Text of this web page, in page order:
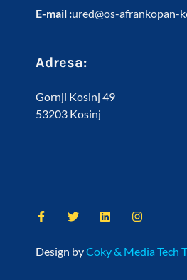
E-mail :ured@os-afrankopan-
Adresa:
Gornji Kosinj 49
53203 Kosinj
Design byCoky & Media Tech